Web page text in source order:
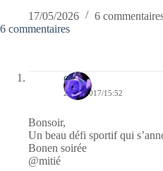
17/05/2026
6
6 commentaires
covix
22/05/2017/15:52
Bonsoir,
Un beau défi sportif qui
Bonen soirée
@mitié